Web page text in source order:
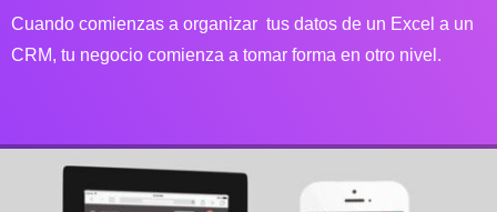
Cuando comienzas a organizar tus datos de un Excel a un
CRM, tu negocio comienza a tomar forma en otro nivel.